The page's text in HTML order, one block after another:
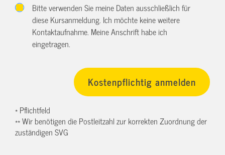
Bitte verwenden Sie meine Daten ausschließlich für
diese Kursanmeldung. Ich möchte keine weitere
Kontaktaufnahme. Meine Anschrift habe ich
eingetragen.
* Pflichtfeld
** Wir benötigen die Postleitzahl zur korrekten Zuordnung der
zuständigen SVG